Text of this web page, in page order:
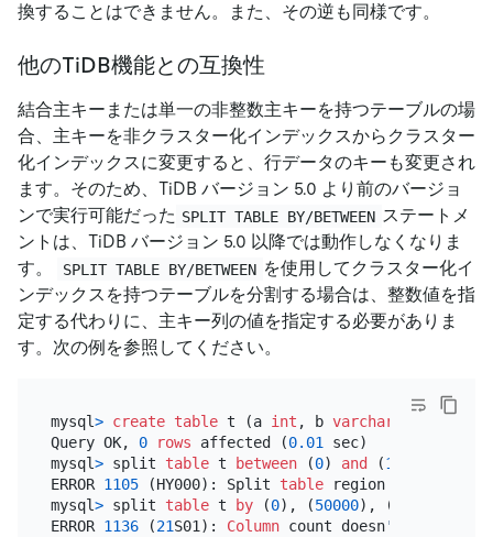
換することはできません。また、その逆も同様です。
他のTiDB機能との互換性
結合主キーまたは単一の非整数主キーを持つテーブルの場
合、主キーを非クラスター化インデックスからクラスター
化インデックスに変更すると、行データのキーも変更され
ます。そのため、TiDB バージョン 5.0 より前のバージョ
ンで実行可能だった SPLIT TABLE BY/BETWEEN ステートメ
ントは、TiDB バージョン 5.0 以降では動作しなくなりま
す。
SPLIT TABLE BY/BETWEEN を使用してクラスター化イ
ンデックスを持つテーブルを分割する場合は、整数値を指
定する代わりに、主キー列の値を指定する必要がありま
す。次の例を参照してください。
mysql> create table t (a int , b varchar
Query OK, 0 rows affected (0.01 sec)
mysql> split table t between (0) and (1000000
ERROR 1105 (HY000): Split table region lower
mysql> split table t by (0), (50000), (
ERROR 1136 (21S01): Column count doesn't match